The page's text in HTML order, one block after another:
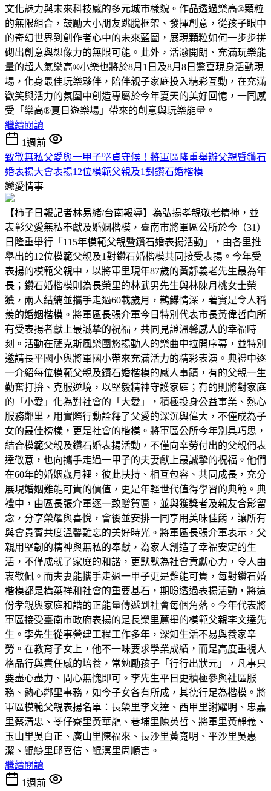
文化魅力與未來科技感的多元城市樣貌。作品透過樂高®顆粒
的無限組合，鼓勵大小朋友跳脫框架、發揮創意，從孩子眼中
的奇幻世界到創作者心中的未來藍圖，展現顆粒如何一步步拼
砌出創意與想像力的無限可能。此外，活潑開朗、充滿玩樂能
量的超人氣樂高®小樂也將於8月1日及8月8日驚喜現身活動現
場，化身最佳玩樂夥伴，陪伴親子家庭投入精彩互動，在充滿
歡笑與活力的氛圍中創造專屬於今年夏天的美好回憶，一同感
受「樂高®夏日遊樂場」帶來的創意與玩樂能量。
繼續閱讀
1週前
致敬無私父愛與一甲子堅貞守候！將軍區隆重舉辦父親暨鑽石
婚表揚大會表揚12位模範父親及1對鑽石婚楷模
戀愛情事
【柿子日報記者林易緒/台南報導】為弘揚孝親敬老精神，並
表彰父愛無私奉獻及婚姻楷模，臺南市將軍區公所於今（31）
日隆重舉行「115年模範父親暨鑽石婚表揚活動」，由各里推
舉出的12位模範父親及1對鑽石婚楷模共同接受表揚。今年受
表揚的模範父親中，以將軍里現年87歲的黃靜義老先生最為年
長；鑽石婚楷模則為長榮里的林武男先生與林陳月桃女士榮
獲，兩人結縭並攜手走過60載歲月，鶼鰈情深，著實是令人稱
羨的婚姻楷模。將軍區長張介軍今日特別代表市長黃偉哲向所
有受表揚者獻上最誠摯的祝福，共同見證溫馨感人的幸福時
刻。活動在薩克斯風樂團悠揚動人的樂曲中拉開序幕，並特別
邀請長平國小與將軍國小帶來充滿活力的精彩表演。典禮中逐
一介紹每位模範父親及鑽石婚楷模的感人事蹟，有的父親一生
勤奮打拚、克服逆境，以堅毅精神守護家庭；有的則將對家庭
的「小愛」化為對社會的「大愛」，積極投身公益事業、熱心
服務鄰里，用實際行動詮釋了父愛的深沉與偉大，不僅成為子
女的最佳榜樣，更是社會的楷模。將軍區公所今年別具巧思，
結合模範父親及鑽石婚表揚活動，不僅向辛勞付出的父親們表
達敬意，也向攜手走過一甲子的夫妻獻上最誠摯的祝福。他們
在60年的婚姻歲月裡，彼此扶持、相互包容、共同成長，充分
展現婚姻難能可貴的價值，更是年輕世代值得學習的典範。典
禮中，由區長張介軍逐一致贈賀匾，並與獲獎者及親友合影留
念，分享榮耀與喜悅，會後並安排一同享用美味佳餚，讓所有
與會貴賓共度溫馨難忘的美好時光。將軍區長張介軍表示，父
親用堅韌的精神與無私的奉獻，為家人創造了幸福安定的生
活，不僅成就了家庭的和諧，更默默為社會貢獻心力，令人由
衷敬佩。而夫妻能攜手走過一甲子更是難能可貴，每對鑽石婚
楷模都是構築祥和社會的重要基石，期盼透過表揚活動，將這
份孝親與家庭和諧的正能量傳遞到社會每個角落。今年代表將
軍區接受臺南市政府表揚的是長榮里薦舉的模範父親李文達先
生。李先生從事營建工程工作多年，深知生活不易與養家辛
勞。在教育子女上，他不一味要求學業成績，而是高度重視人
格品行與責任感的培養，常勉勵孩子「行行出狀元」，凡事只
要盡心盡力、問心無愧即可。李先生平日更積極參與社區服
務、熱心鄰里事務，如今子女各有所成，其德行足為楷模。將
軍區模範父親表揚名單：長榮里李文達、西甲里謝耀明、忠嘉
里蔡清忠、苓仔寮里黃華龍、巷埔里陳英哲、將軍里黃靜義、
玉山里吳白正、廣山里陳福來、長沙里黃寬明、平沙里吳惠
潔、鯤鯓里邱喜信、鯤溟里周順吉。
繼續閱讀
1週前